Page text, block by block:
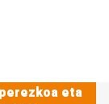
eta